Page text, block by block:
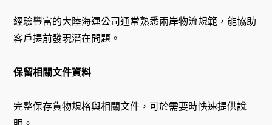
經驗豐富的大陸海運公司通常熟悉兩岸物流規範，能協助
客戶提前發現潛在問題。
保留相關文件資料
完整保存貨物規格與相關文件，可於需要時快速提供說